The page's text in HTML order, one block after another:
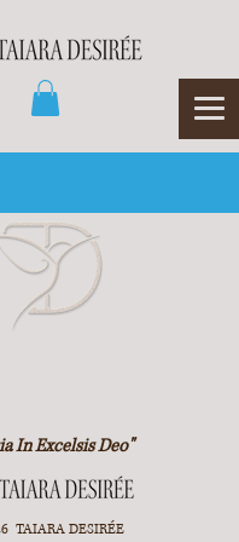
In Excelsis Deo"
TAIARA DESIRÉE